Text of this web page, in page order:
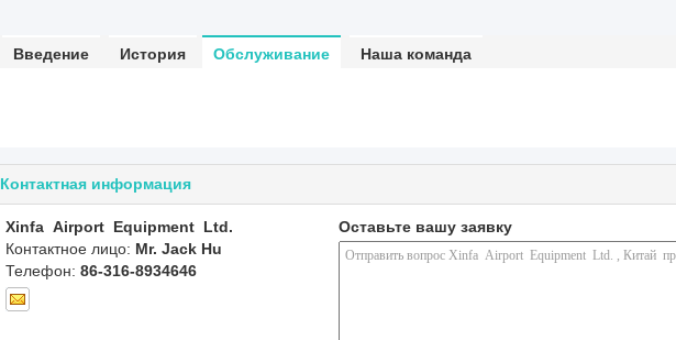
Введение История Обслуживание Наша команда
Контактная информация
Xinfa Airport Equipment Ltd.
Контактное лицо: Mr. Jack Hu
Телефон: 86-316-8934646
Оставьте вашу заявку